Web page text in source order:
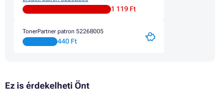
Patron CANON PIXMA MG3640S
Patron CANON PIXMA MG3650
Patron CANON PIXMA MG3650S
Patron CANON PIXMA MG4140
Patron CANON PIXMA MG4250
Patron CANON PIXMA MX370
1 119 Ft
TonerPartner patron 5226B005
440 Ft
Ez is érdekelheti Önt